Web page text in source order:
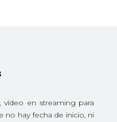
vídeo en streaming para
no hay fecha de inicio, ni